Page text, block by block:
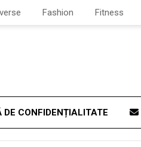
Fashion Fitness
DE CONFIDENȚIALITATE